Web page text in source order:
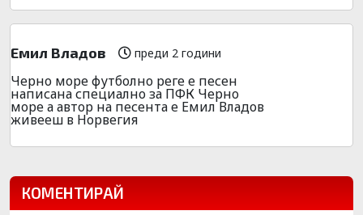
Емил Владов преди 2 години
Черно море футболно реге е песен
написана специално за ПФК Черно
море а автор на песента е Емил Владов
живееш в Норвегия
КОМЕНТИРАЙ